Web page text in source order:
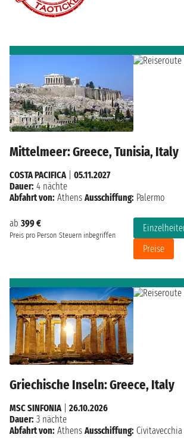
Mittelmeer: Greece, Tunisia, Italy
ab 399 €
Preis pro Person Steuern inbegriffen
Preise
COSTA PACIFICA| 05.11.2027
Dauer: 4 nächte
Abfahrt von: Athens Ausschiffung: Palermo
Griechische Inseln: Greece, Italy
MSC SINFONIA| 26.10.2026
Dauer: 3 nächte
Abfahrt von: Athens Ausschiffung: Civitavecchia